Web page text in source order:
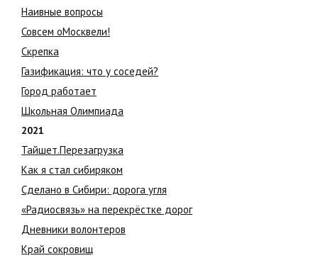
Наивные вопросы
Совсем оМосквели!
Скрепка
Газификация: что у соседей?
Город работает
Школьная Олимпиада
2021
Тайшет.Перезагрузка
Как я стал сибиряком
Сделано в Сибири: дорога угля
«Радиосвязь» на перекрёстке дорог
Дневники волонтеров
Край сокровищ